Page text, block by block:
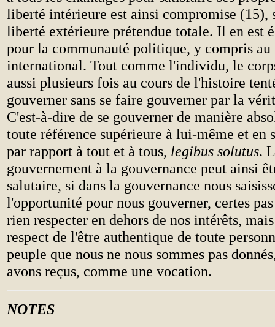
liberté intérieure est ainsi compromise (15),
liberté extérieure prétendue totale. Il en est
pour la communauté politique, y compris au
international. Tout comme l'individu, le
aussi plusieurs fois au cours de l'histoire
gouverner sans se faire gouverner par la
C'est-à-dire de se gouverner de manière
toute référence supérieure à lui-même et en
par rapport à tout et à tous, legibus solutus.
gouvernement à la gouvernance peut ainsi
salutaire, si dans la gouvernance nous
l'opportunité pour nous gouverner, certes
rien respecter en dehors de nos intérêts,
respect de l'être authentique de toute
peuple que nous ne nous sommes pas
avons reçus, comme une vocation.
NOTES